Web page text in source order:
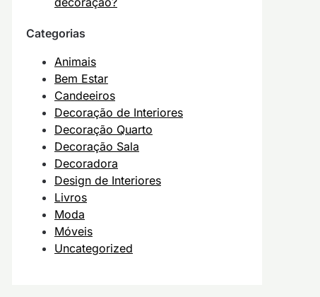
Categorias
Animais
Bem Estar
Candeeiros
Decoração de Interiores
Decoração Quarto
Decoração Sala
Decoradora
Design de Interiores
Livros
Moda
Móveis
Uncategorized